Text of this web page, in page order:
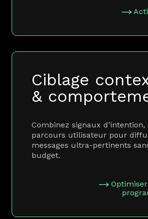
Ciblage
&
Combinez signaux d’intention,
parcours utilisateur pour
messages ultra-pertinents
budget.